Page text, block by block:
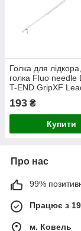
Голка для
голка Fluo needle
T-END GripXF
193 ₴
Купити
Про нас
99%
Працює з
м. Ковель